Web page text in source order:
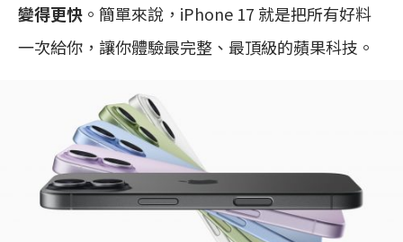
變得更快 。簡單來說，iPhone 17 就是把所有好料
一次給你，讓你體驗最完整、最頂級的蘋果科技。